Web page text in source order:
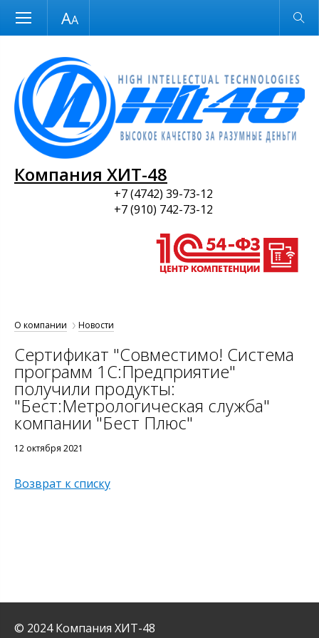
Размер шрифта Обычная версия
Компания ХИТ-48
+7 (4742) 39-73-12
+7 (910) 742-73-12
О компании Новости
Сертификат "Совместимо! Система
программ 1С:Предприятие"
получили продукты:
"Бест:Метрологическая служба"
компании "Бест Плюс"
12 октября 2021
Возврат к списку
© 2024 Компания ХИТ-48